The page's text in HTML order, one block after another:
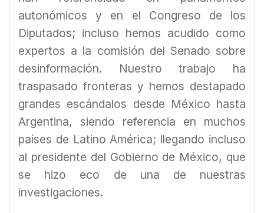
autonómicos y en el Congreso de los
Diputados; incluso hemos acudido como
expertos a la comisión del Senado sobre
desinformación. Nuestro trabajo ha
traspasado fronteras y hemos destapado
grandes escándalos desde México hasta
Argentina, siendo referencia en muchos
países de Latino América; llegando incluso
al presidente del Gobierno de México, que
se hizo eco de una de nuestras
investigaciones.